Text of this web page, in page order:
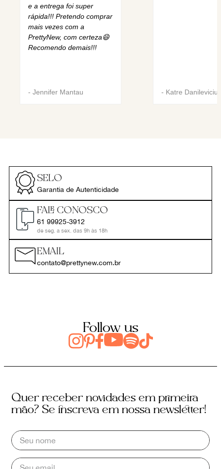
e a entrega foi super
rápida!!! Pretendo comprar
mais vezes com a
PrettyNew, com certeza😄
Recomendo demais!!!
- Jennifer Mantau - Katre Danilevicius
SELO
Garantia de Autenticidade
FALE CONOSCO
61 99925-3912
de seg. a sex. das 9h às 18h
EMAIL
contato@prettynew.com.br
Follow us
Quer receber novidades em primeira
mão? Se inscreva em nossa newsletter!